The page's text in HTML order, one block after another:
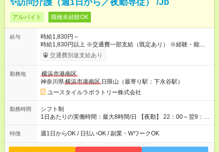
✨訪問介護（週1日から／夜勤専従） /Jb
アルバイト 職種未経験OK
給与
時給1,830円～
時給1,830円以上 ※交通費一部支給（既定あり） ※経験・能力を
考慮して決定します 【収入例】 週1回勤務の場合：1,830円×8時
間×4回=5万8,560円 週3回勤務の場合：1,830円×8時間×12回
月 ※ 雇用形態と給与に、本採用時と異なる部分があります。 雇
用形態：本採用時と同じです。 給与：時給 1,660円以上
交通費別途支給あり
勤務地
横浜市港南区
神奈川県横浜市港南区 日限山（最寄り駅：下永谷駅）
ユースタイルラボラトリー株式会社
勤務時間
シフト制
1日あたりの実働時間：最大8時間/日 【夜勤】 22：00～翌9：
00 ※週1日～OK ／ 夜勤専従 ＊＊ 勤務時間例 ＊＊ ■22時か
ら翌7時 ■23時から翌8時 ■24時から翌9時 など ※上記の時間
ます。 ※曜日固定（毎週同じ曜日での勤務となります）
特徴 週1日からOK / 日払いOK / 副業・WワークOK